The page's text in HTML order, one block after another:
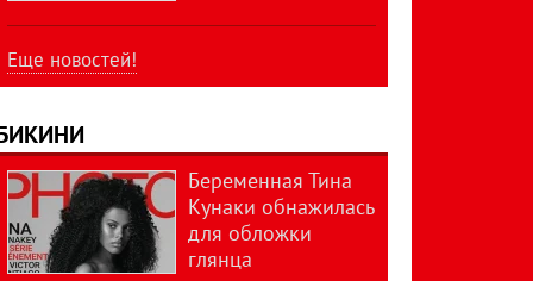
Еще новостей!
Беременная Тина
Кунаки обнажилась
для обложки
глянца